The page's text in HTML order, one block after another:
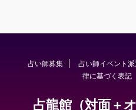
占い師募集 占い師イベント
律に基づく表記
占龍館（対面＋